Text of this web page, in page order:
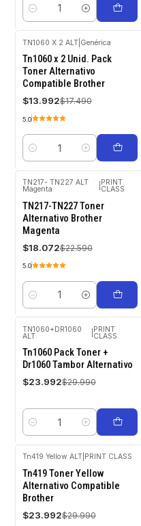
Cantidad
-20%
OFF
TN1060 X 2 ALT| Genérica
Tn1060 x 2 Unid. Pack
Toner Alternativo
Compatible Brother
$13.992$17.490
5.0
Cantidad
OFF
TN217- TN227 ALT
Magenta
PRINT
CLASS
TN217-TN227 Toner
Alternativo Brother
Magenta
$18.072$22.590
5.0
Cantidad
OFF
TN1060+DR1060
ALT
PRINT
CLASS
Tn1060 Pack Toner +
Dr1060 Tambor Alternativo
$23.992$29.990
Cantidad
-20%
OFF
Tn419 Yellow ALT| PRINT CLASS
Tn419 Toner Yellow
Alternativo Compatible
Brother
$23.992$29.990